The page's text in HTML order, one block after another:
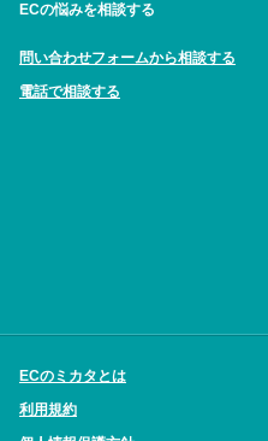
ECの悩みを相談する
問い合わせフォームから相談する
電話で相談する
ECのミカタとは
利用規約